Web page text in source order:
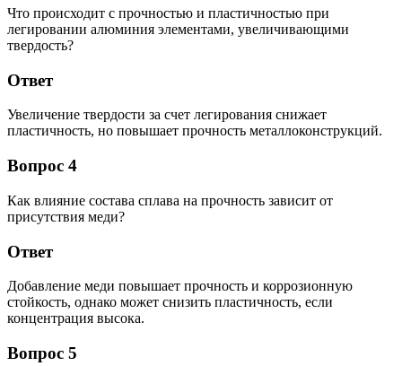
Что происходит с прочностью и пластичностью при
легировании алюминия элементами, увеличивающими
твердость?
Ответ
Увеличение твердости за счет легирования снижает
пластичность, но повышает прочность металлоконструкций.
Вопрос 4
Как влияние состава сплава на прочность зависит от
присутствия меди?
Ответ
Добавление меди повышает прочность и коррозионную
стойкость, однако может снизить пластичность, если
концентрация высока.
Вопрос 5